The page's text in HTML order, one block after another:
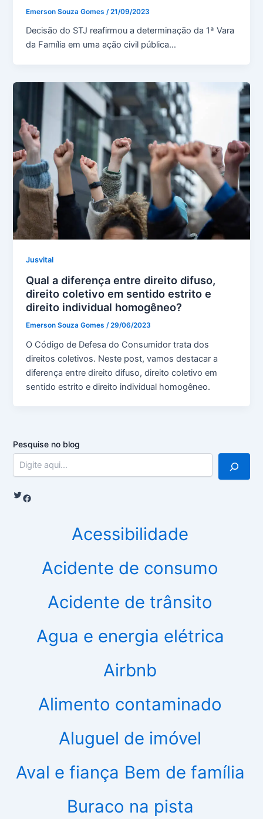
Emerson Souza Gomes /21/09/2023
Decisão do STJ reafirmou a determinação da 1ª Vara
da Família em uma ação civil pública…
Jusvital
Qual a diferença entre direito difuso,
direito coletivo em sentido estrito e
direito individual homogêneo?
Emerson Souza Gomes /29/06/2023
O Código de Defesa do Consumidor trata dos
direitos coletivos. Neste post, vamos destacar a
diferença entre direito difuso, direito coletivo em
sentido estrito e direito individual homogêneo.
Pesquise no blog
Twitter Facebook
Acessibilidade
Acidente de consumo
Acidente de trânsito
Agua e energia elétrica
Airbnb
Alimento contaminado
Aluguel de imóvel
Aval e fiança Bem de família
Buraco na pista